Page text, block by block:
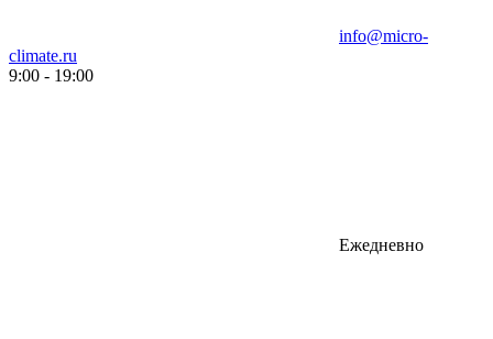
info@micro-
climate.ru
9:00 - 19:00
Ежедневно